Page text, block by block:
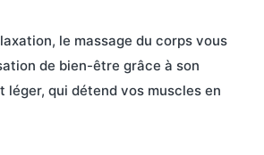
le massage du corps vous
de bien-être grâce à son
léger, qui détend vos muscles en